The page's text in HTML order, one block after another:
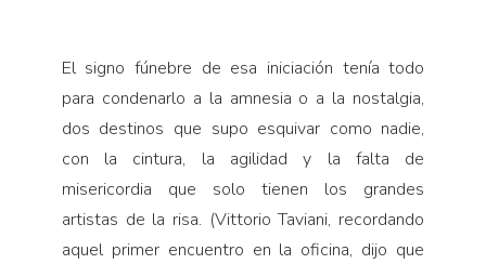
El signo fúnebre de esa iniciación tenía todo
para condenarlo a la amnesia o a la nostalgia,
dos destinos que supo esquivar como nadie,
con la cintura, la agilidad y la falta de
misericordia que solo tienen los grandes
artistas de la risa. (Vittorio Taviani, recordando
aquel primer encuentro en la oficina, dijo que